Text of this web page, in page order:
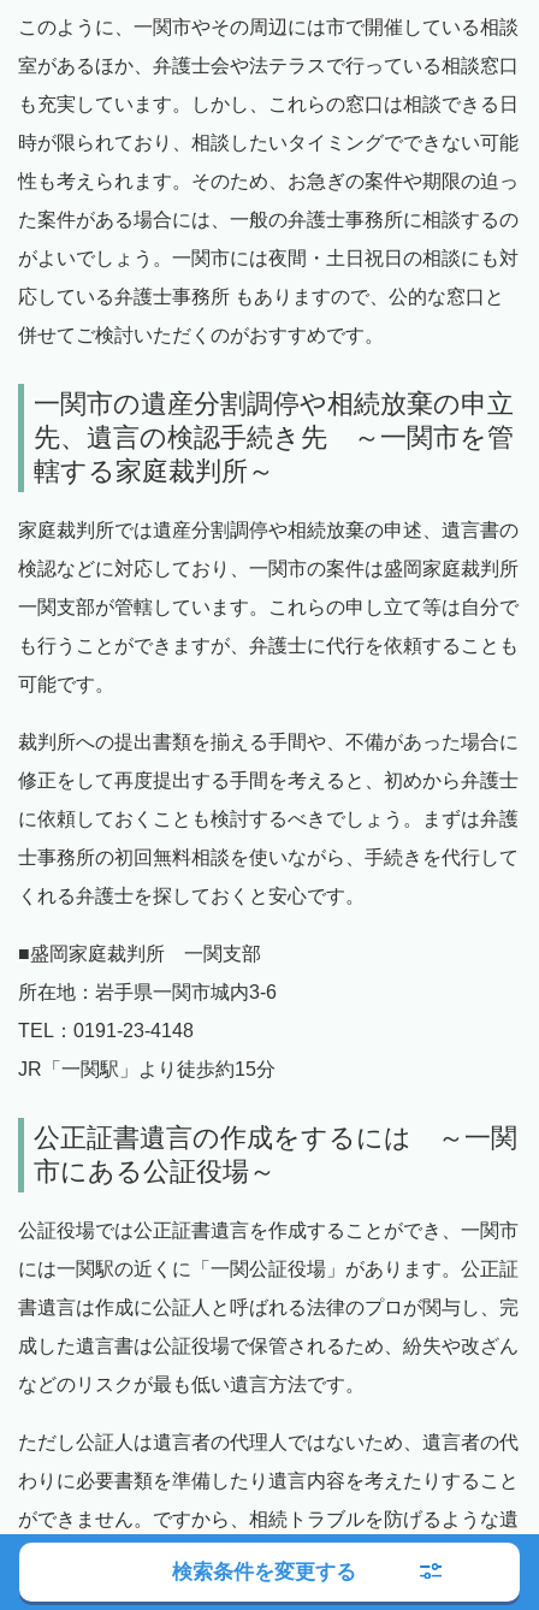
このように、一関市やその周辺には市で開催している相談
室があるほか、弁護士会や法テラスで行っている相談窓口
も充実しています。しかし、これらの窓口は相談できる日
時が限られており、相談したいタイミングでできない可能
性も考えられます。そのため、お急ぎの案件や期限の迫っ
た案件がある場合には、一般の弁護士事務所に相談するの
がよいでしょう。一関市には夜間・土日祝日の相談にも対
応している弁護士事務所 もありますので、公的な窓口と
併せてご検討いただくのがおすすめです。
一関市の遺産分割調停や相続放棄の申立
先、遺言の検認手続き先 ～一関市を管
轄する家庭裁判所～
家庭裁判所では遺産分割調停や相続放棄の申述、遺言書の
検認などに対応しており、一関市の案件は盛岡家庭裁判所
一関支部が管轄しています。これらの申し立て等は自分で
も行うことができますが、弁護士に代行を依頼することも
可能です。
裁判所への提出書類を揃える手間や、不備があった場合に
修正をして再度提出する手間を考えると、初めから弁護士
に依頼しておくことも検討するべきでしょう。まずは弁護
士事務所の初回無料相談を使いながら、手続きを代行して
くれる弁護士を探しておくと安心です。
■盛岡家庭裁判所 一関支部
所在地：岩手県一関市城内3-6
TEL：0191-23-4148
JR「一関駅」より徒歩約15分
公正証書遺言の作成をするには ～一関
市にある公証役場～
公証役場では公正証書遺言を作成することができ、一関市
には一関駅の近くに「一関公証役場」があります。公正証
書遺言は作成に公証人と呼ばれる法律のプロが関与し、完
成した遺言書は公証役場で保管されるため、紛失や改ざん
などのリスクが最も低い遺言方法です。
ただし公証人は遺言者の代理人ではないため、遺言者の代
わりに必要書類を準備したり遺言内容を考えたりすること
ができません。ですから、相続トラブルを防げるような遺
言書をスムーズに作成するためには、弁護士のサポートが
必要になります。弁護士は遺言内容に関するアドバイスが
検索条件を変更する